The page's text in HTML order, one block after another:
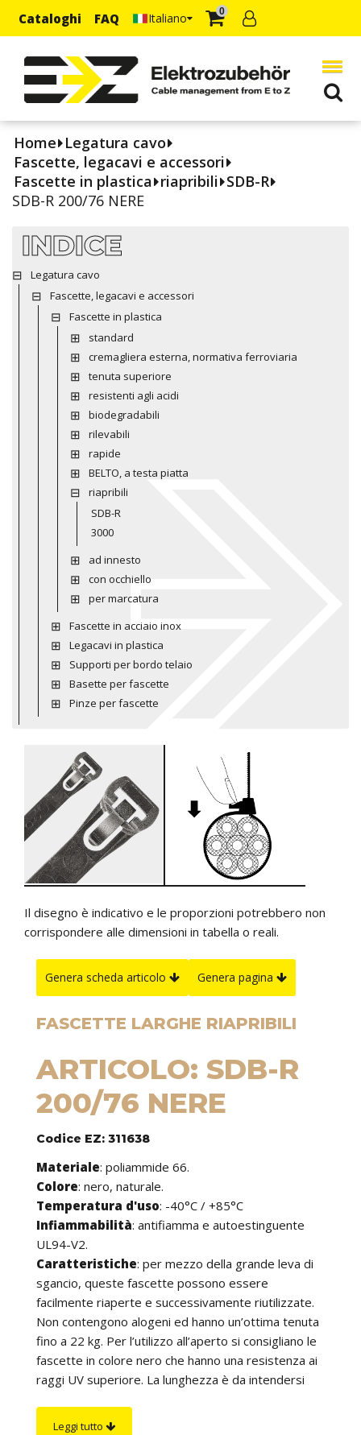
Cataloghi FAQ Italiano 0
Home Legatura cavo
Fascette, legacavi e accessori
Fascette in plastica riapribili SDB-R
SDB-R 200/76 NERE
INDICE
Legatura cavo
Fascette, legacavi e accessori
Fascette in plastica
standard
cremagliera esterna, normativa ferroviaria
tenuta superiore
resistenti agli acidi
biodegradabili
rilevabili
rapide
BELTO, a testa piatta
riapribili
SDB-R
3000
ad innesto
con occhiello
per marcatura
Fascette in acciaio inox
Legacavi in plastica
Supporti per bordo telaio
Basette per fascette
Pinze per fascette
Il disegno è indicativo e le proporzioni potrebbero non
corrispondere alle dimensioni in tabella o reali.
Genera scheda articolo Genera pagina
FASCETTE LARGHE RIAPRIBILI
ARTICOLO: SDB-R
200/76 NERE
Codice EZ: 311638
Materiale: poliammide 66.
Colore: nero, naturale.
Temperatura d'uso: -40°C / +85°C
Infiammabilità: antifiamma e autoestinguente
UL94-V2.
Caratteristiche: per mezzo della grande leva di
sgancio, queste fascette possono essere
facilmente riaperte e successivamente riutilizzate.
Non contengono alogeni ed hanno un’ottima tenuta
fino a 22 kg. Per l’utilizzo all’aperto si consigliano le
fascette in colore nero che hanno una resistenza ai
raggi UV superiore. La lunghezza è da intendersi
Su richiesta
Leggi tutto